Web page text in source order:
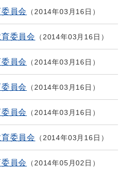
員会 2014年03月16日
委員会 2014年03月16日
員会 2014年03月16日
員会 2014年03月16日
員会 2014年03月16日
委員会 2014年03月16日
員会 2014年05月02日